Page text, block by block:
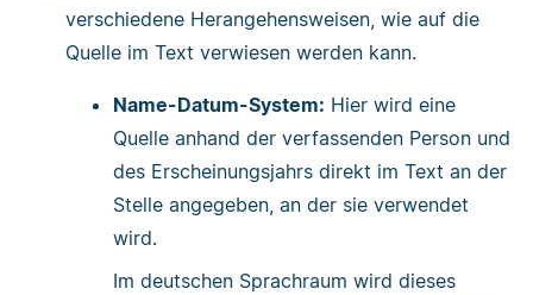
verschiedene Herangehensweisen, wie auf die
Quelle im Text verwiesen werden kann.
Name-Datum-System: Hier wird eine
Quelle anhand der verfassenden Person und
des Erscheinungsjahrs direkt im Text an der
Stelle angegeben, an der sie verwendet
wird.
Im deutschen Sprachraum wird dieses